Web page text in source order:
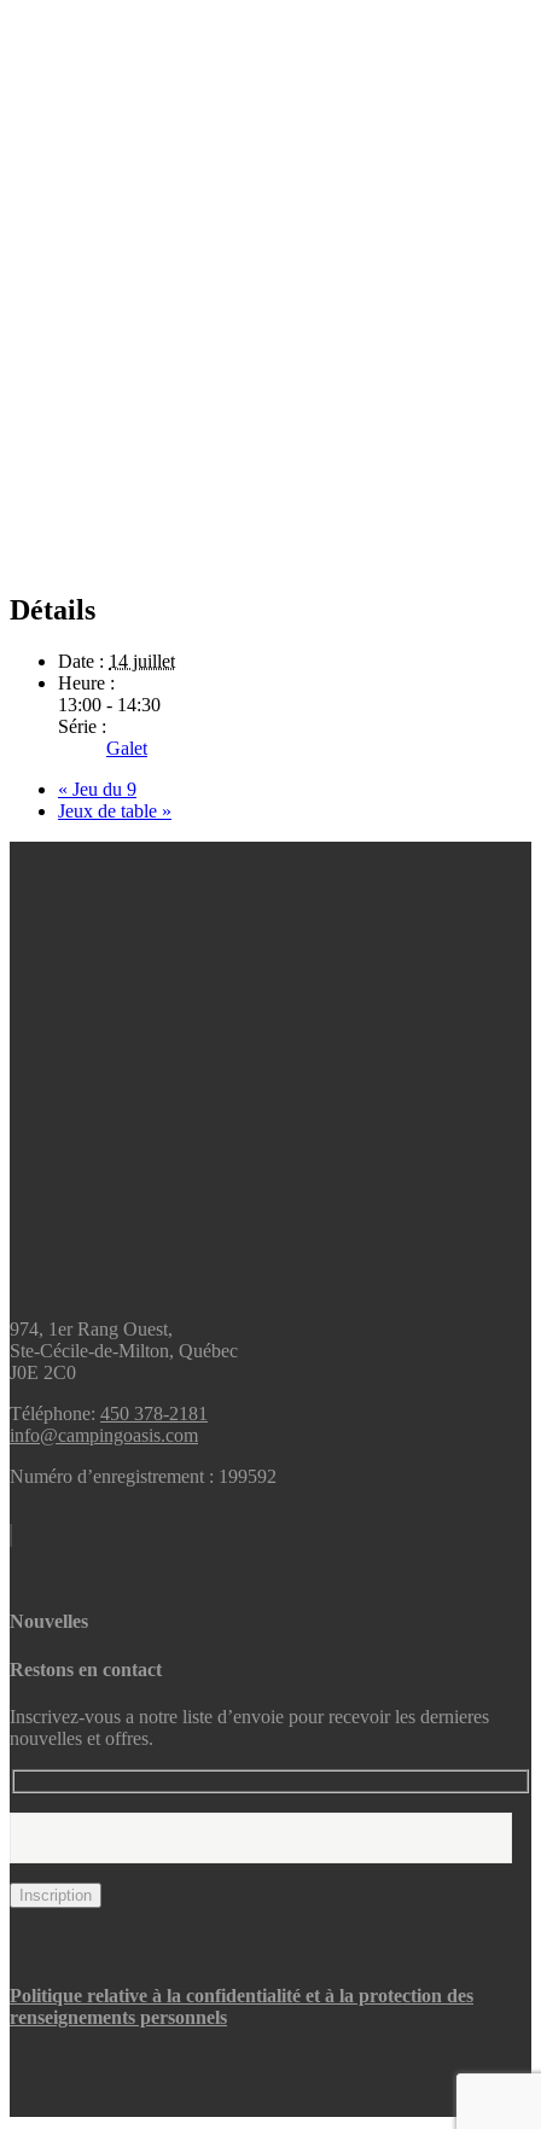
Détails
Date : 14 juillet
Heure :
13:00 - 14:30
Série :
Galet
« Jeu du 9
Jeux de table »
974, 1er Rang Ouest,
Ste-Cécile-de-Milton, Québec
J0E 2C0
Téléphone: 450 378-2181
info@campingoasis.com
Numéro d’enregistrement : 199592
Nouvelles
Restons en contact
Inscrivez-vous a notre liste d’envoie pour recevoir les dernieres
nouvelles et offres.
Politique relative à la confidentialité et à la protection des
renseignements personnels